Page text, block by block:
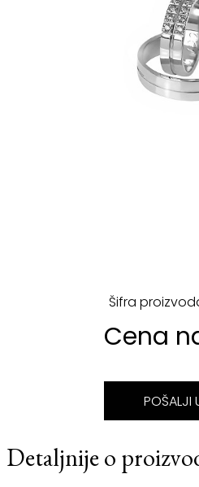
Šifra
Cena
POŠALJI
Detaljnije o